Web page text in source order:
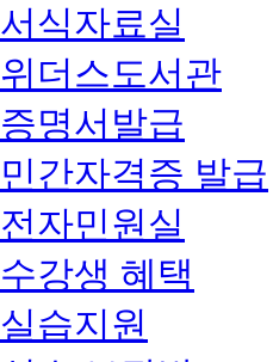
서식자료실
위더스도서관
증명서발급
민간자격증 발급
전자민원실
수강생 혜택
실습지원